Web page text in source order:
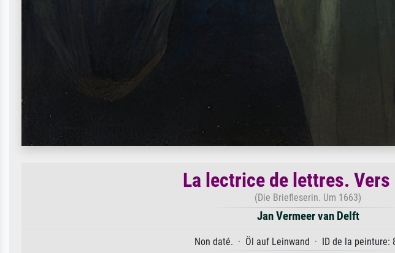
La lectrice de lettres. Vers
(Die Briefleserin. Um 1663)
Jan Vermeer van Delft
Non daté. · Öl auf Leinwand · ID de la peinture: